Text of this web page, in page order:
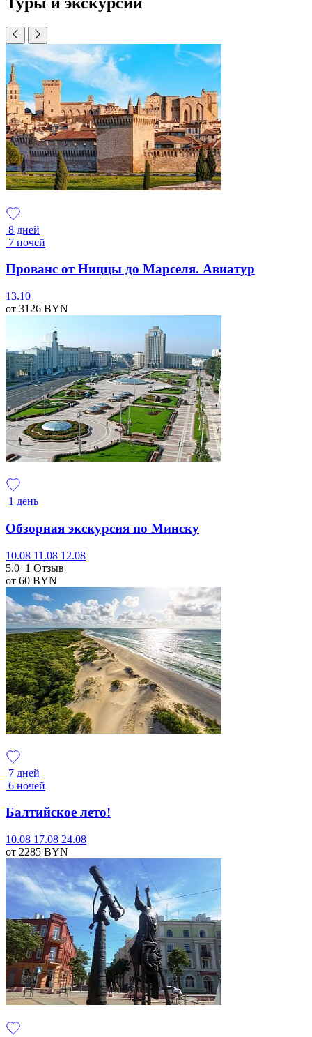
8 дней
7 ночей
Прованс от Ниццы до Марселя. Авиатур
13.10
от 3126 BYN
1 день
Обзорная экскурсия по Минску
10.08 11.08 12.08
5.0 1 Отзыв
от 60 BYN
7 дней
6 ночей
Балтийское лето!
10.08 17.08 24.08
от 2285 BYN